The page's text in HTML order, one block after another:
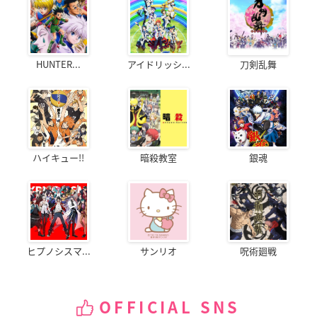
HUNTER... アイドリッシ... 刀剣乱舞
ハイキュー!! 暗殺教室 銀魂
ヒプノシスマ... サンリオ 呪術廻戦
OFFICIAL SNS